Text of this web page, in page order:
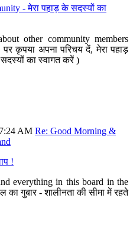
- मेरा पहाड़ के सदस्यों का
other community members
कृपया अपना परिचय दें, मेरा पहाड़
का स्वागत करें )
AM Re: Good Morning &
!
everything in this board in the
गुबार - शालीनता की सीमा में रहते